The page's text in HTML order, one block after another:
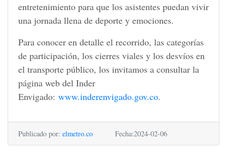
entretenimiento para que los asistentes puedan vivir
una jornada llena de deporte y emociones.
Para conocer en detalle el recorrido, las categorías
de participación, los cierres viales y los desvíos en
el transporte público, los invitamos a consultar la
página web del Inder
Envigado: www.inderenvigado.gov.co.
Publicado por: elmetro.co Fecha:2024-02-06